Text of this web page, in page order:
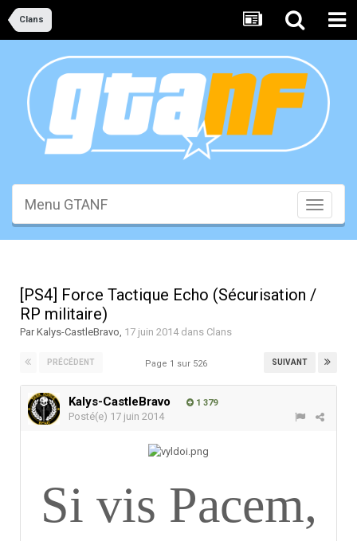
Clans
Toggle
Menu GTANF
[PS4] Force Tactique Echo (Sécurisation /
RP militaire)
ParKalys-CastleBravo, 17 juin 2014dans Clans
PRÉCÉDENT SUIVANT
Page 1 sur 526
Kalys-CastleBravo 1 379
Posté(e) 17 juin 2014
Si vis Pacem,